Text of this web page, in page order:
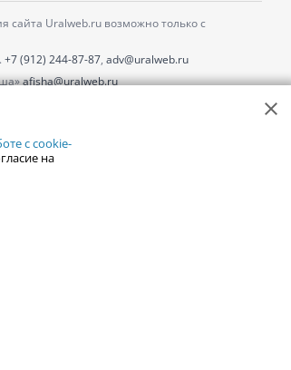
Uralweb.ru возможно только с
+7 (912) 244-87-87, adv@uralweb.ru
afisha@uralweb.ru
с cookie-
на